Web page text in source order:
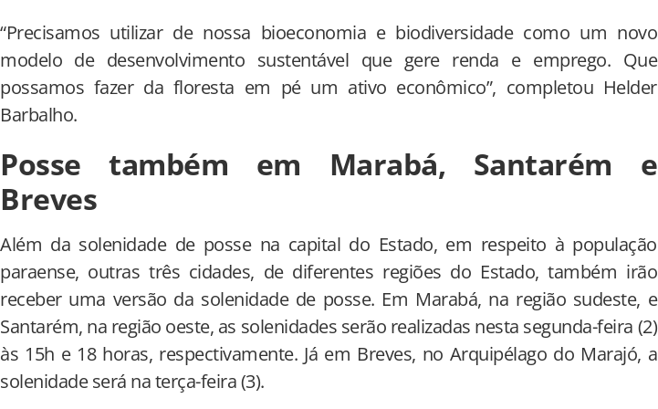
“Precisamos utilizar de nossa bioeconomia e biodiversidade como um novo
modelo de desenvolvimento sustentável que gere renda e emprego. Que
possamos fazer da floresta em pé um ativo econômico”, completou Helder
Barbalho.
Posse também em Marabá, Santarém e
Breves
Além da solenidade de posse na capital do Estado, em respeito à população
paraense, outras três cidades, de diferentes regiões do Estado, também irão
receber uma versão da solenidade de posse. Em Marabá, na região sudeste, e
Santarém, na região oeste, as solenidades serão realizadas nesta segunda-feira (2)
às 15h e 18 horas, respectivamente. Já em Breves, no Arquipélago do Marajó, a
solenidade será na terça-feira (3).